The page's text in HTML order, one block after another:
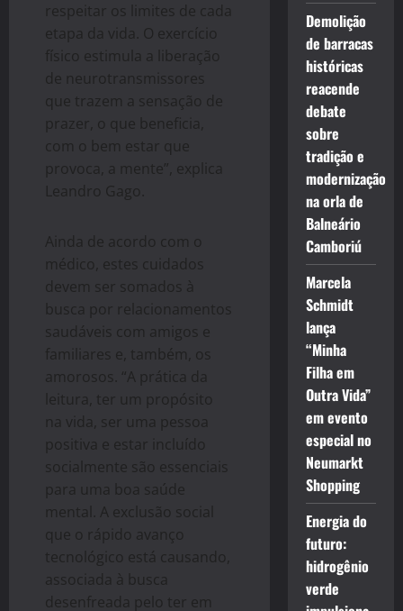
respeitar os limites de cada
etapa da vida. O exercício
físico estimula a liberação
de neurotransmissores
que trazem a sensação de
prazer, o que beneficia,
com o bem estar que
provoca, a mente”, explica
Leandro Gago.
Ainda de acordo com o
médico, estes cuidados
devem ser somados à
busca por relacionamentos
saudáveis com amigos e
familiares e, também, os
amorosos. “A prática da
leitura, ter um propósito
na vida, ser uma pessoa
positiva e estar incluído
socialmente são essenciais
para uma boa saúde
mental. A exclusão social
que o rápido avanço
tecnológico está causando,
associada à busca
desenfreada pelo ter em
Demolição
de barracas
históricas
reacende
debate
sobre
tradição e
modernização
na orla de
Balneário
Camboriú
Marcela
Schmidt
lança
“Minha
Filha em
Outra Vida”
em evento
especial no
Neumarkt
Shopping
Energia do
futuro:
hidrogênio
verde